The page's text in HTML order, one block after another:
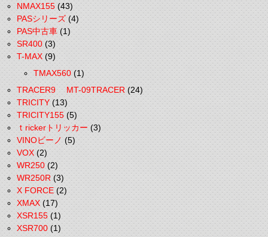
NMAX155(43)
PASシリーズ(4)
PAS中古車(1)
SR400(3)
T-MAX(9)
TMAX560(1)
TRACER9 MT-09TRACER(24)
TRICITY(13)
TRICITY155(5)
ｔrickerトリッカー(3)
VINOビーノ(5)
VOX(2)
WR250(2)
WR250R(3)
X FORCE(2)
XMAX(17)
XSR155(1)
XSR700(1)